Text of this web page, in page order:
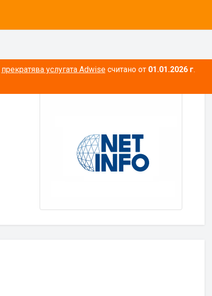
прекратява услугата Adwiseсчитано от 01.01.2026 г.